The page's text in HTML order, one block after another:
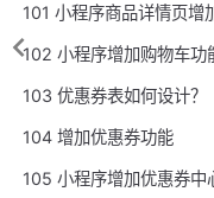
101 小程序商品详情页增
102 小程序增加购物车功
103 优惠券表如何设计？
104 增加优惠券功能
105 小程序增加优惠券中